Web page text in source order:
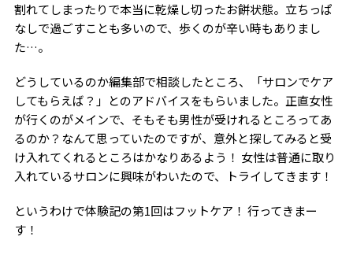
割れてしまったりで本当に乾燥し切ったお餅状態。立ちっぱ
なしで過ごすことも多いので、歩くのが辛い時もありまし
た…。
どうしているのか編集部で相談したところ、「サロンでケア
してもらえば？」とのアドバイスをもらいました。正直女性
が行くのがメインで、そもそも男性が受けれるところってあ
るのか？なんて思っていたのですが、意外と探してみると受
け入れてくれるところはかなりあるよう！ 女性は普通に取り
入れているサロンに興味がわいたので、トライしてきます！
というわけで体験記の第1回はフットケア！ 行ってきまー
す！